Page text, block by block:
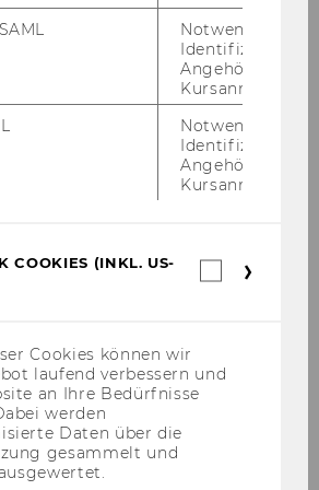
Mehr erfahren
Notwendig zur
Identifizierung
Angehörige/r für
Kursanmeldung.
Notwendig zur
Identifizierung
Angehörige/r für
Kursanmeldung.
COOKIES (INKL. US-
Cookies können wir
laufend verbessern und
an Ihre Bedürfnisse
werden
Daten über die
gesammelt und